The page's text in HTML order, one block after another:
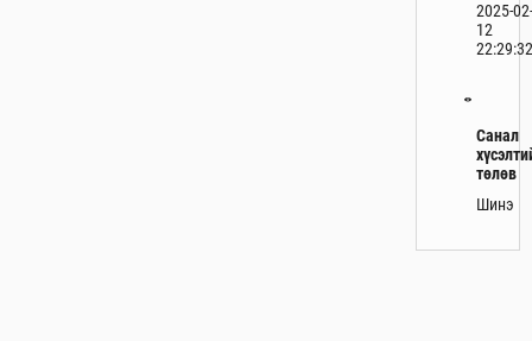
2025-02-
12
22:29:32
Санал
төлөв
Шинэ